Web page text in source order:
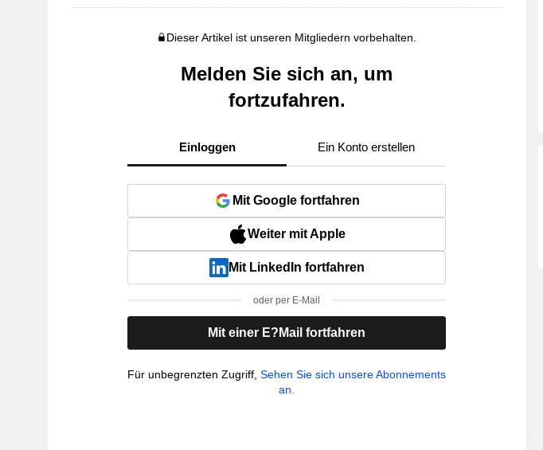
Dieser Artikel ist unseren Mitgliedern vorbehalten.
Melden Sie sich an, um
fortzufahren.
Einloggen Ein Konto erstellen
Mit Google fortfahren
Weiter mit Apple
Mit LinkedIn fortfahren
oder per E-Mail
Mit einer E?Mail fortfahren
Für unbegrenzten Zugriff,Sehen Sie sich unsere Abonnements
an.